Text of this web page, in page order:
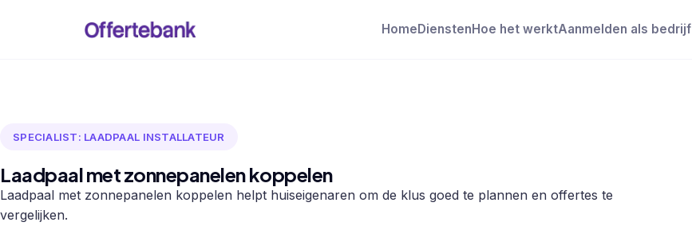
Home Diensten Hoe het werktAanmelden als bedrijf
SPECIALIST: LAADPAAL INSTALLATEUR
Laadpaal met zonnepanelen koppelen
Laadpaal met zonnepanelen koppelen helpt huiseigenaren om de klus goed te plannen en offertes te
vergelijken.